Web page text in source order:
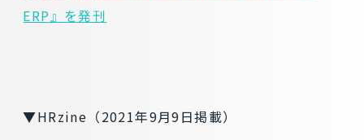
ERP』を発刊
▼HRzine（2021年9月9日掲載）